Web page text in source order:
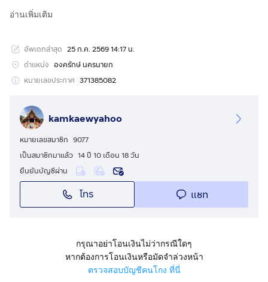
และตลาดนัดทุกวันจันทร์ พุธ ศุกร์ ที่ดินอยู่ใกล้ถนนคลอง 23
ตรว. (กว้างxลึก = 17x34 เมตร) มี 3 แปลงอยู่ติดกัน
(ภาพถ่ายดาวเทียม รูป 4) โฉนด 3 ฉบับ รวมทั้งหมดเป็น 1 ไร่
(กว้างxลึก = 50x34 เมตร) จะซื้อแปลงเดียวหรือซื้อทั้ง 3
ที่ดิน
ขายทั้ง 3 แปลง 920,000- หรือแปลงเดียว 307,000-
อ่านเพิ่มเติม
อัพเดทล่าสุด 25 ก.ค. 2569 14:17 น.
ตำแหน่ง องครักษ์ นครนายก
หมายเลขประกาศ 371385082
kamkaewyahoo
หมายเลขสมาชิก 9077
เป็นสมาชิกมาแล้ว 14 ปี 10 เดือน 18 วัน
ยืนยันบัญชีผ่าน
โทร แชท
กรุณาอย่าโอนเงินไม่ว่ากรณีใดๆ
หากต้องการโอนเงินหรือมัดจำล่วงหน้า
ตรวจสอบบัญชีคนโกง ที่นี่